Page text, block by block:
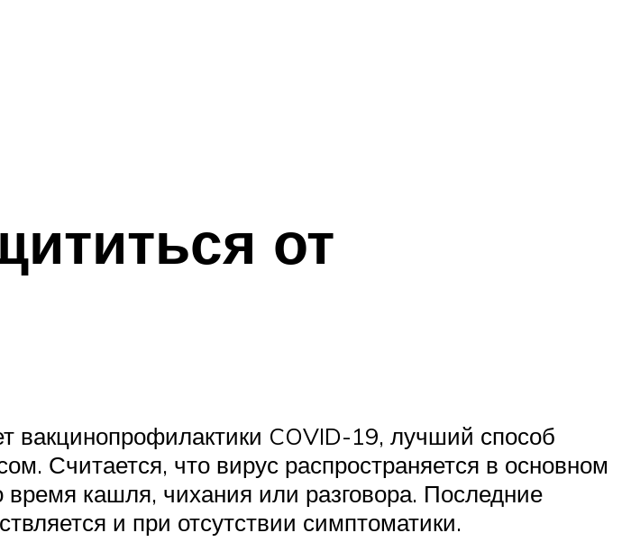
от
вакцинопрофилактики COVID-19, лучший способ
Считается, что вирус распространяется в основном
время кашля, чихания или разговора. Последние
и при отсутствии симптоматики.